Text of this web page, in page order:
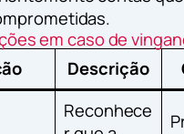
em caso de
Descrição
Reconhece